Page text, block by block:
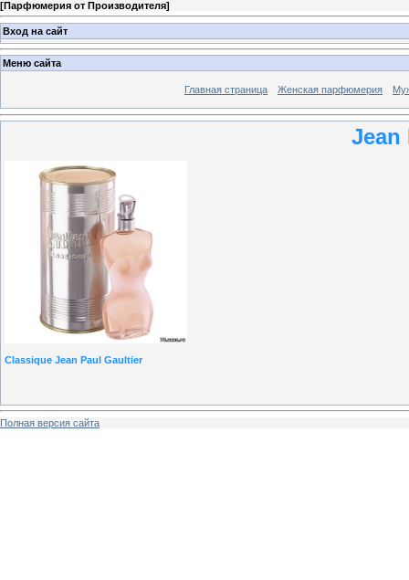
[Парфюмерия от Производителя]
Вход на сайт
Меню сайта
Главная страница Женская парфюмерия
Jean
Classique Jean Paul Gaultier
Полная версия сайта